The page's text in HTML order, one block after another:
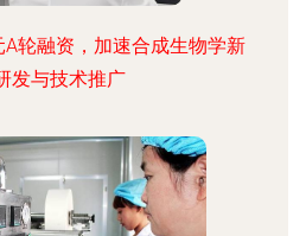
轮融资，加速合成生物学新
发与技术推广